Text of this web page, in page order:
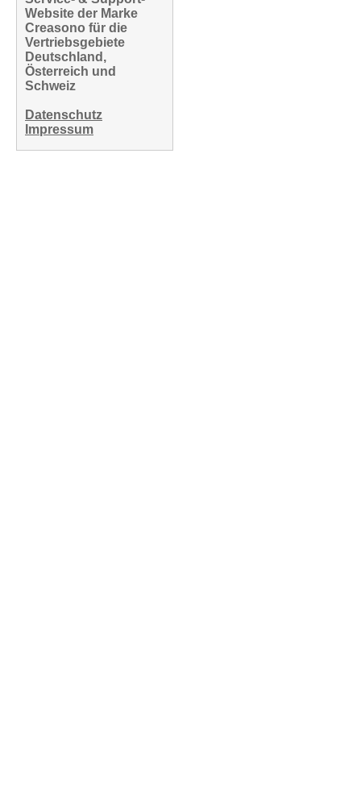
Website der Marke
Creasono für die
Vertriebsgebiete
Deutschland,
Österreich und
Schweiz
Datenschutz
Impressum